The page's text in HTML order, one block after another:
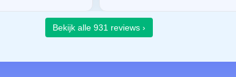
Bekijk alle 931 reviews ›